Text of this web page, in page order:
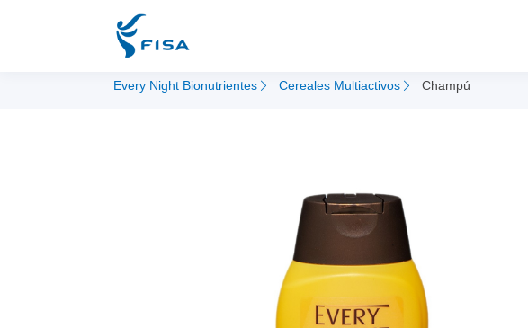
Every Night Bionutrientes Cereales Multiactivos Champú